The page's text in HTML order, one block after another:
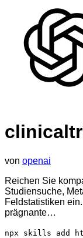
von openai
Reichen Sie
Studiensuche,
Feldstatistiken
prägnante…
npx skills add